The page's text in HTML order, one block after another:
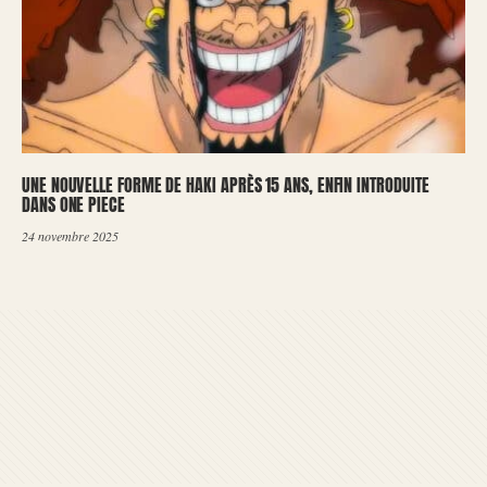
UNE NOUVELLE FORME DE HAKI APRÈS 15 ANS, ENFIN INTRODUITE
DANS ONE PIECE
24 novembre 2025